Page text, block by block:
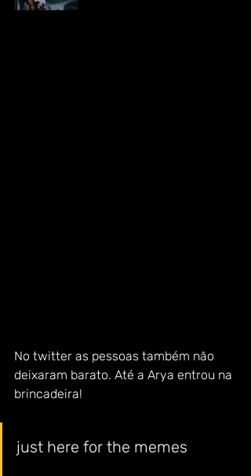
No twitter as pessoas também não
deixaram barato. Até a Arya entrou na
brincadeira!
just here for the memes